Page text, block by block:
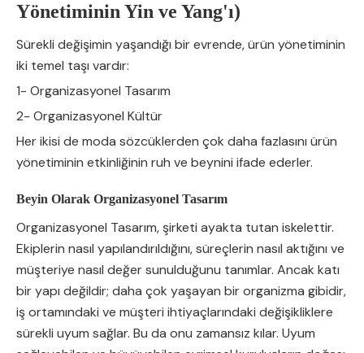
Yönetiminin Yin ve Yang'ı)
Sürekli değişimin yaşandığı bir evrende, ürün yönetiminin
iki temel taşı vardır:
1- Organizasyonel Tasarım
2- Organizasyonel Kültür
Her ikisi de moda sözcüklerden çok daha fazlasını ürün
yönetiminin etkinliğinin ruh ve beynini ifade ederler.
Beyin Olarak Organizasyonel Tasarım
Organizasyonel Tasarım, şirketi ayakta tutan iskelettir.
Ekiplerin nasıl yapılandırıldığını, süreçlerin nasıl aktığını ve
müşteriye nasıl değer sunulduğunu tanımlar. Ancak katı
bir yapı değildir; daha çok yaşayan bir organizma gibidir,
iş ortamındaki ve müşteri ihtiyaçlarındaki değişikliklere
sürekli uyum sağlar. Bu da onu zamansız kılar. Uyum